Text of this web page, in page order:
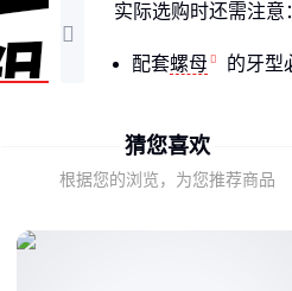
实际选购时还需注意
配套螺母
的牙型
电脑机箱等精密设备
防滑设计能避免反复
二、材质选择如
猜您喜欢
根据您的浏览，为您推荐商品